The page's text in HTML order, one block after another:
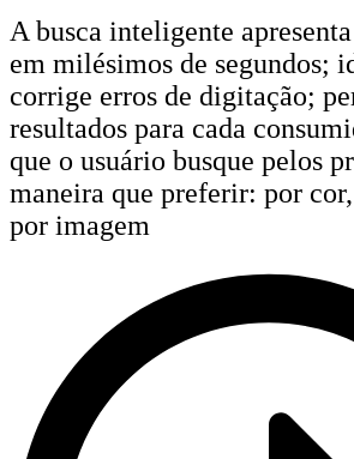
A busca inteligente
em milésimos de segundos;
corrige erros de digitação;
resultados para cada
que o usuário busque pelos
maneira que preferir: por
por imagem